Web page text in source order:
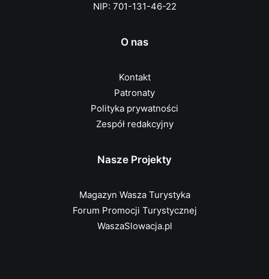
NIP: 701-131-46-22
O nas
Kontakt
Patronaty
Polityka prywatności
Zespół redakcyjny
Nasze Projekty
Magazyn Wasza Turystyka
Forum Promocji Turystycznej
WaszaSlowacja.pl